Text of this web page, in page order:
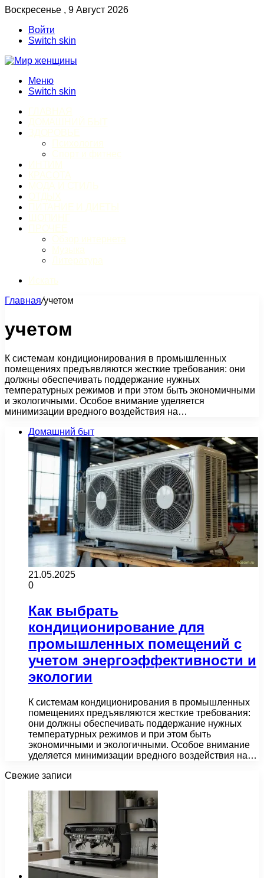
Воскресенье , 9 Август 2026
Войти
Switch skin
Меню
Switch skin
Главная/учетом
учетом
К системам кондиционирования в промышленных
помещениях предъявляются жесткие требования: они
должны обеспечивать поддержание нужных
температурных режимов и при этом быть экономичными
и экологичными. Особое внимание уделяется
минимизации вредного воздействия на…
Домашний быт
21.05.2025
0
Как выбрать
кондиционирование для
промышленных помещений с
учетом энергоэффективности и
экологии
К системам кондиционирования в промышленных
помещениях предъявляются жесткие требования:
они должны обеспечивать поддержание нужных
температурных режимов и при этом быть
экономичными и экологичными. Особое внимание
уделяется минимизации вредного воздействия на…
Свежие записи